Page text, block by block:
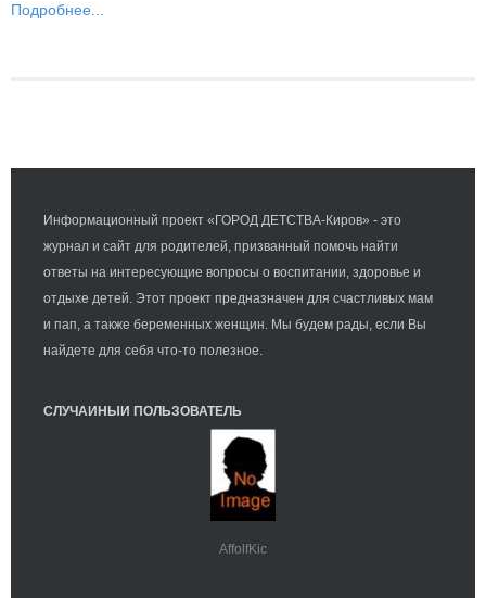
Подробнее...
Информационный проект «ГОРОД ДЕТСТВА-Киров» - это
журнал и сайт для родителей, призванный помочь найти
ответы на интересующие вопросы о воспитании, здоровье и
отдыхе детей. Этот проект предназначен для счастливых мам
и пап, а также беременных женщин. Мы будем рады, если Вы
найдете для себя что-то полезное.
СЛУЧАЙНЫЙ ПОЛЬЗОВАТЕЛЬ
AffolfKic